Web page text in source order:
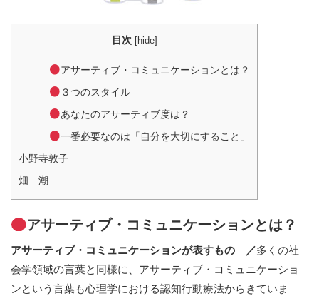
目次 [hide]
アサーティブ・コミュニケーションとは？
３つのスタイル
あなたのアサーティブ度は？
一番必要なのは「自分を大切にすること」
小野寺敦子
畑 潮
アサーティブ・コミュニケーションとは？
アサーティブ・コミュニケーションが表すもの ／多くの社
会学領域の言葉と同様に、アサーティブ・コミュニケーショ
ンという言葉も心理学における認知行動療法からきていま